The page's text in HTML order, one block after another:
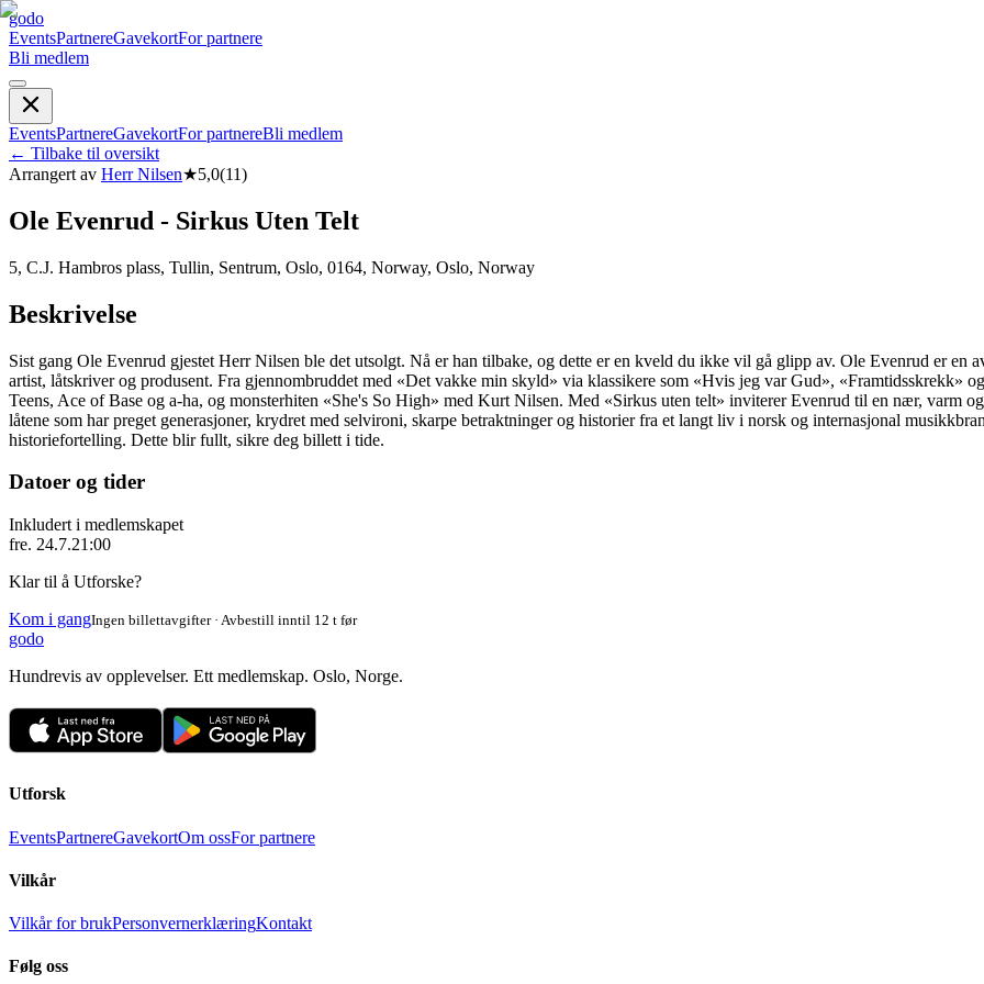
godo
EventsPartnereGavekortFor partnere
Bli medlem
EventsPartnereGavekortFor partnereBli medlem
← Tilbake til oversikt
Arrangert av Herr Nilsen★5,0(11)
Ole Evenrud - Sirkus Uten Telt
5, C.J. Hambros plass, Tullin, Sentrum, Oslo, 0164, Norway, Oslo, Norway
Beskrivelse
Sist gang Ole Evenrud gjestet Herr Nilsen ble det utsolgt. Nå er han tilbake, og dette er en kveld du ikke vil gå glipp av. Ole Evenrud er en
artist, låtskriver og produsent. Fra gjennombruddet med «Det vakke min skyld» via klassikere som «Hvis jeg var Gud», «Framtidsskrekk»
Teens, Ace of Base og a-ha, og monsterhiten «She's So High» med Kurt Nilsen. Med «Sirkus uten telt» inviterer Evenrud til en nær, varm
låtene som har preget generasjoner, krydret med selvironi, skarpe betraktninger og historier fra et langt liv i norsk og internasjonal
historiefortelling. Dette blir fullt, sikre deg billett i tide.
Datoer og tider
Inkludert i medlemskapet
fre. 24.7.21:00
Klar til å Utforske?
Kom i gangIngen billettavgifter · Avbestill inntil 12 t før
godo
Hundrevis av opplevelser. Ett medlemskap. Oslo, Norge.
Utforsk
EventsPartnereGavekortOm ossFor partnere
Vilkår
Vilkår for brukPersonvernerklæringKontakt
Følg oss